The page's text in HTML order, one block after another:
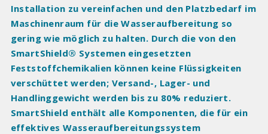
Installation zu vereinfachen und den Platzbedarf im
Maschinenraum für die Wasseraufbereitung so
gering wie möglich zu halten. Durch die von den
SmartShield® Systemen eingesetzten
Feststoffchemikalien können keine Flüssigkeiten
verschüttet werden; Versand-, Lager- und
Handlinggewicht werden bis zu 80% reduziert.
SmartShield enthält alle Komponenten, die für ein
effektives Wasseraufbereitungssystem